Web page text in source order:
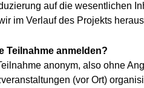
auf die wesentlichen
im Verlauf des Projekts
Teilnahme anmelden?
anonym, also ohne
(vor Ort)